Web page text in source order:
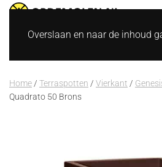
Overslaan en naar de inhoud
Home / Terraspotten / Vierkant /
Quadrato 50 Brons